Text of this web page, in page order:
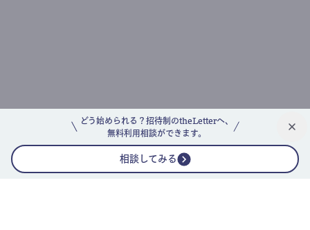
どう始められる？招待制のtheLetterへ、
無料利用相談ができます。
相談してみる